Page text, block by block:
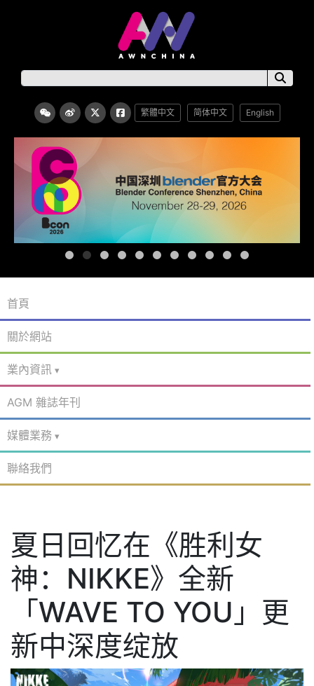
繁體中文 简体中文 English
首頁
關於網站
業內資訊
AGM 雜誌年刊
媒體業務
聯絡我們
夏日回忆在《胜利女
神：NIKKE》全新
「WAVE TO YOU」更
新中深度绽放